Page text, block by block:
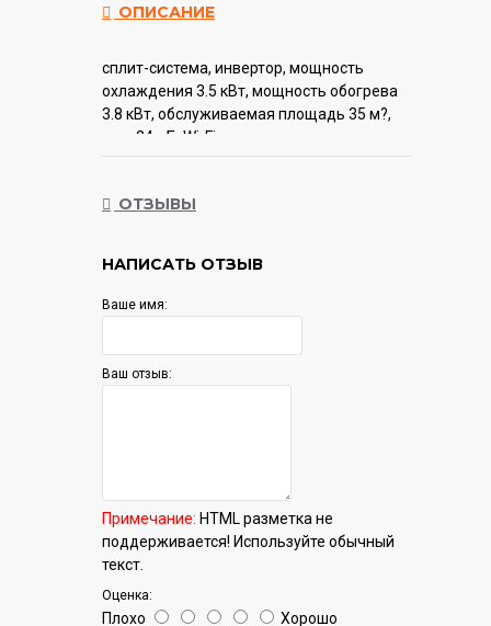
ОПИСАНИЕ
сплит-система, инвертор, мощность
охлаждения 3.5 кВт, мощность обогрева
3.8 кВт, обслуживаемая площадь 35 м?,
шум 24 дБ, Wi-Fi: поддерживается, модуль
Гарантия:12 мес.
ОТЗЫВЫ
НАПИСАТЬ ОТЗЫВ
Ваше имя:
Ваш отзыв:
Примечание: HTML разметка не
поддерживается! Используйте обычный
текст.
Оценка:
Плохо Хорошо